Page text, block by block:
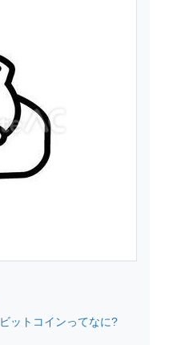
ビットコインってなに?